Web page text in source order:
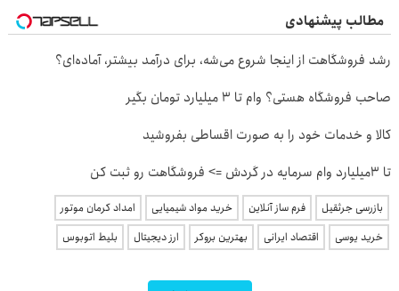
مطالب پیشنهادی
رشد فروشگاهت از اینجا شروع می‌شه، برای درآمد بیشتر، آماده‌ای؟
صاحب فروشگاه هستی؟ وام تا ۳ میلیارد تومان بگیر
کالا و خدمات خود را به صورت اقساطی بفروشید
تا 3میلیارد وام سرمایه در گردش => فروشگاهت رو ثبت کن
بازرسی جرثقیل فرم ساز آنلاین خرید مواد شیمیایی
امداد کرمان موتور
خرید یوسی
اقتصاد ایرانی بهترین بروکر ارز دیجیتال بلیط اتوبوس